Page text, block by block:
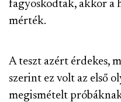
fagyoskodtak, akkor a
mérték.
A teszt azért érdekes,
szerint ez volt az első
megismételt